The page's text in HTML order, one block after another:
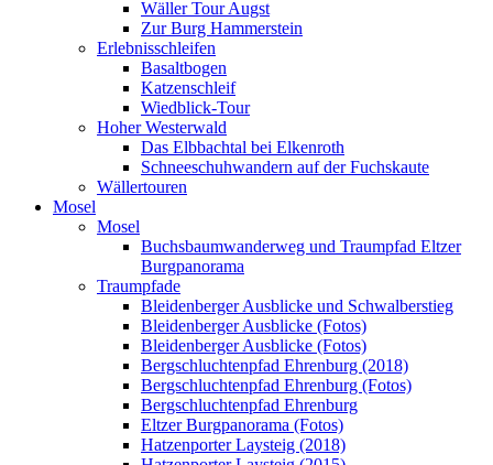
Wäller Tour Augst
Zur Burg Hammerstein
Erlebnisschleifen
Basaltbogen
Katzenschleif
Wiedblick-Tour
Hoher Westerwald
Das Elbbachtal bei Elkenroth
Schneeschuhwandern auf der Fuchskaute
Wällertouren
Mosel
Mosel
Buchsbaumwanderweg und Traumpfad Eltzer
Burgpanorama
Traumpfade
Bleidenberger Ausblicke und Schwalberstieg
Bleidenberger Ausblicke (Fotos)
Bleidenberger Ausblicke (Fotos)
Bergschluchtenpfad Ehrenburg (2018)
Bergschluchtenpfad Ehrenburg (Fotos)
Bergschluchtenpfad Ehrenburg
Eltzer Burgpanorama (Fotos)
Hatzenporter Laysteig (2018)